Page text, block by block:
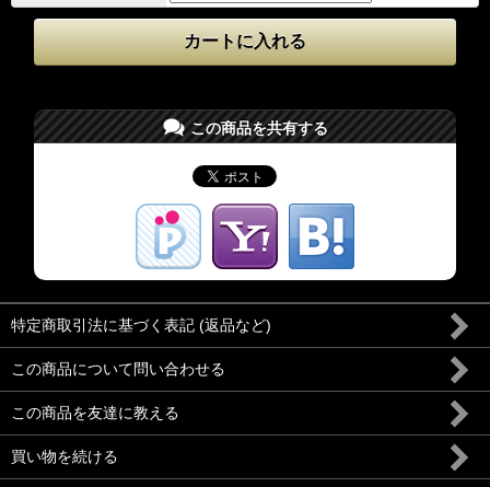
この商品を共有する
特定商取引法に基づく表記 (返品など)
この商品について問い合わせる
この商品を友達に教える
買い物を続ける